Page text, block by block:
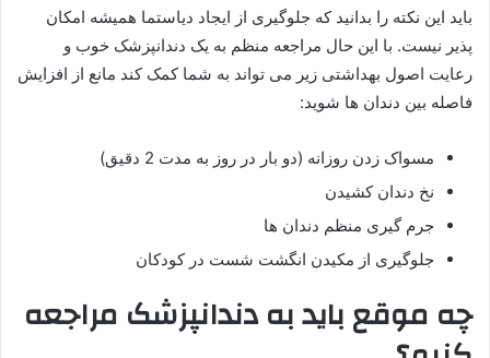
باید این نکته را بدانید که جلوگیری از ایجاد دیاستما همیشه امکان
پذیر نیست. با این حال مراجعه منظم به یک دندانپزشک خوب و
رعایت اصول بهداشتی زیر می تواند به شما کمک کند مانع از افزایش
فاصله بین دندان ها شوید:
مسواک زدن روزانه (دو بار در روز به مدت 2 دقیق)
نخ دندان کشیدن
جرم گیری منظم دندان ها
جلوگیری از مکیدن انگشت شست در کودکان
چه موقع باید به دندانپزشک مراجعه